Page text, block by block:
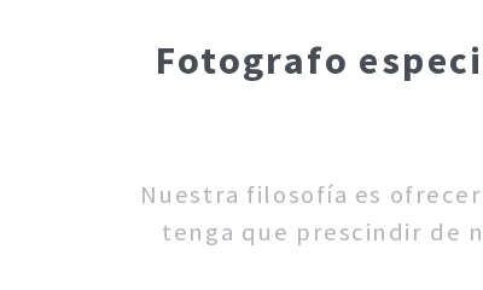
Fotografo
Nuestra filosofía es
tenga que prescindir de